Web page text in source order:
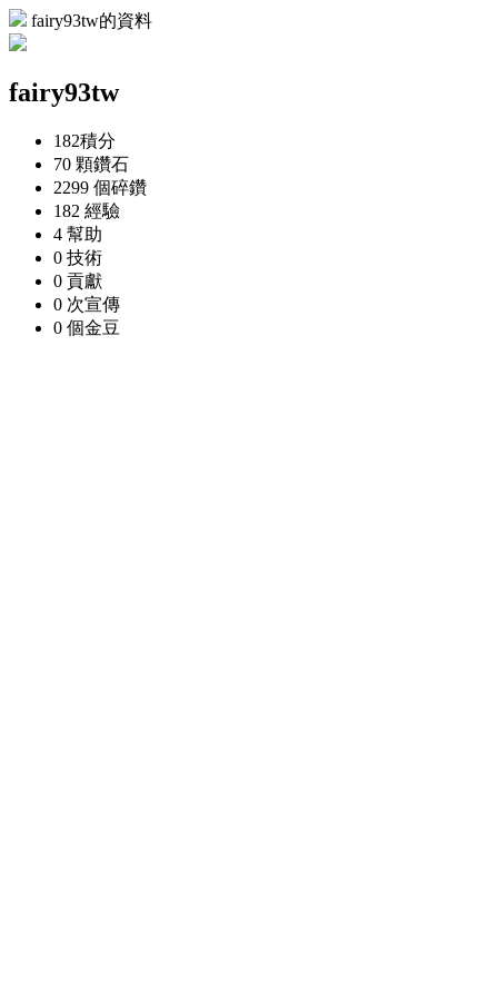
fairy93tw的資料
fairy93tw
182積分
70 顆鑽石
2299 個碎鑽
182 經驗
4 幫助
0 技術
0 貢獻
0 次宣傳
0 個金豆